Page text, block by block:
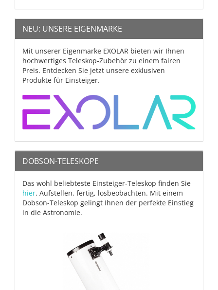
NEU: UNSERE EIGENMARKE
Mit unserer Eigenmarke EXOLAR bieten wir Ihnen
hochwertiges Teleskop-Zubehör zu einem fairen
Preis. Entdecken Sie jetzt unsere exklusiven
Produkte für Einsteiger.
DOBSON-TELESKOPE
Das wohl beliebteste Einsteiger-Teleskop finden Sie
hier. Aufstellen, fertig, losbeobachten. Mit einem
Dobson-Teleskop gelingt Ihnen der perfekte Einstieg
in die Astronomie.